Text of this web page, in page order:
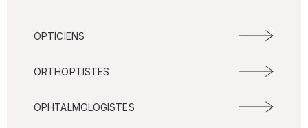
OPTICIENS
ORTHOPTISTES
OPHTALMOLOGISTES